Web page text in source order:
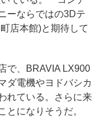
ーならではの3Dテ
店本館)と期待して
で、BRAVIA LX900
ダ電機やヨドバシカ
れている。さらに来
とになりそうだ。